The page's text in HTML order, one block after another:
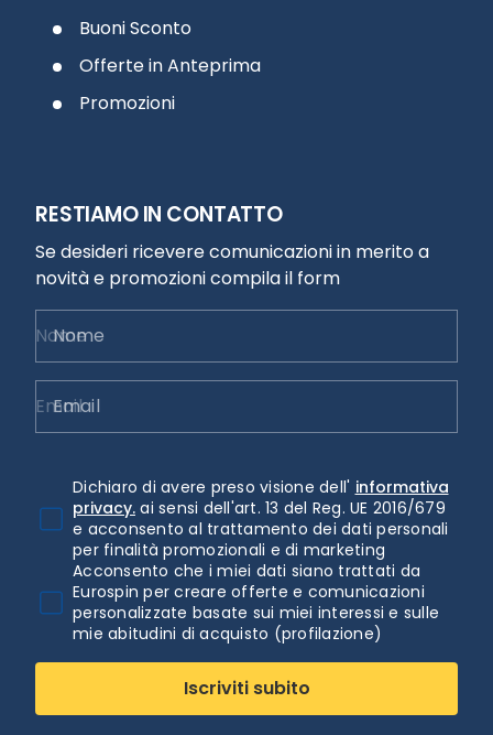
Buoni Sconto
Offerte in Anteprima
Promozioni
RESTIAMO IN CONTATTO
Se desideri ricevere comunicazioni in merito a
novità e promozioni compila il form
Nome
Email
Dichiaro di avere preso visione dell' informativa
privacy. ai sensi dell'art. 13 del Reg. UE 2016/679
e acconsento al trattamento dei dati personali
per finalità promozionali e di marketing
Acconsento che i miei dati siano trattati da
Eurospin per creare offerte e comunicazioni
personalizzate basate sui miei interessi e sulle
mie abitudini di acquisto (profilazione)
Iscriviti subito